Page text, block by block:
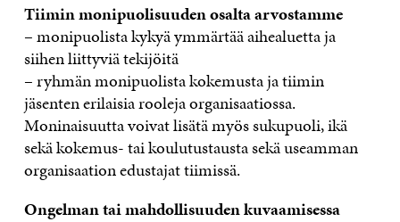
Tiimin monipuolisuuden osalta arvostamme
– monipuolista kykyä ymmärtää aihealuetta ja
siihen liittyviä tekijöitä
– ryhmän monipuolista kokemusta ja tiimin
jäsenten erilaisia rooleja organisaatiossa.
Moninaisuutta voivat lisätä myös sukupuoli, ikä
sekä kokemus- tai koulutustausta sekä useamman
organisaation edustajat tiimissä.
Ongelman tai mahdollisuuden kuvaamisessa